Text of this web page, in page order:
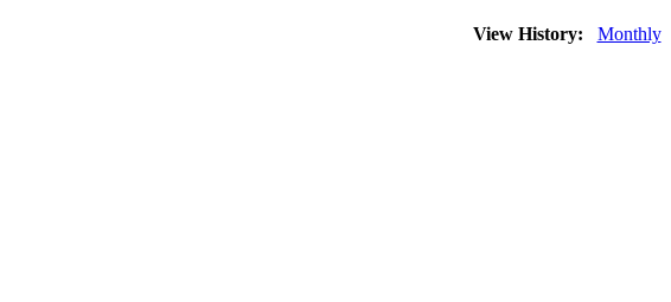
View History: Monthly